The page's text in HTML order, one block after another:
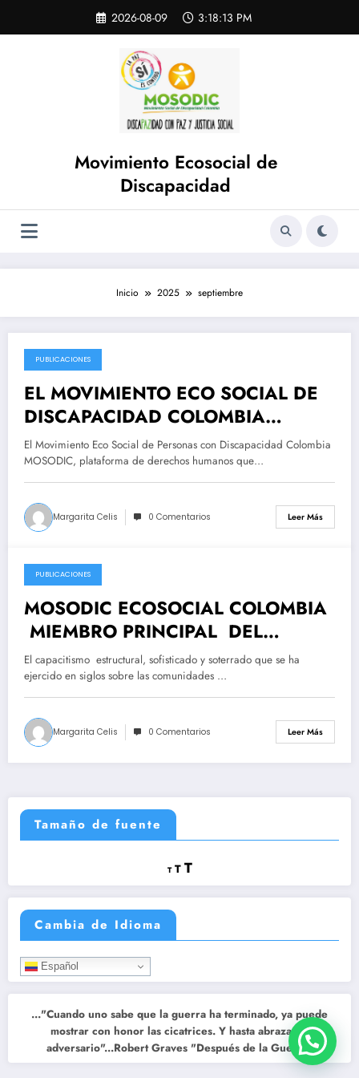
contenido
2026-08-09 3:18:13 PM
Movimiento Ecosocial de
Discapacidad
Inicio 2025 septiembre
2025-09-26
PUBLICACIONES
EL MOVIMIENTO ECO SOCIAL DE
DISCAPACIDAD COLOMBIA
(MOSODIC), SE COMPLACE EN
MANIFESTAR A LA OPINIÓN
PÚBLICA, LA ADHESIÓN A LA
CAMPAÑA PRESIDENCIAL DEL
PRE-CANDIDATO PRESIDENCIAL
El Movimiento Eco Social de Personas con Discapacidad Colombia
MOSODIC, plataforma de derechos humanos que…
Margarita Celis 0 Comentarios Leer Más
2025-09-12
PUBLICACIONES
MOSODIC ECOSOCIAL COLOMBIA
MIEMBRO PRINCIPAL DEL
CONSEJO NACIONAL DE PAZ ,
RECONCILIACIÓN Y
CONVIVENCIA- CNPRC -RECHAZA
EL NEPOTISMO Y CLIENTELISMO
DEL MINISTERIO DE LA IGUALDAD
Y EQUIDAD, DONDE SE
SUPLANTO LA REPRESENTACION
SUSTANTIVA DE LAS PERSONAS
CON DISCAPACIDAD EN
El capacitismo estructural, sofisticado y soterrado que se ha
ejercido en siglos sobre las comunidades …
Margarita Celis 0 Comentarios Leer Más
Tamaño de fuente
T
Reducir
tamaño
de
fuente.
TRestablecer
de
TAumentar
tamaño
fuente.
Cambia de Idioma
Español
..."Cuando uno sabe que la guerra ha terminado, ya puede
mostrar con honor las cicatrices. Y hasta abrazar al
adversario"...Robert Graves "Después de la Guerra"